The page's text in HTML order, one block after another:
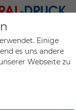
Mo.-Fr. 09:00-17:00
+49 (0)711 55 75 25
Einige
es uns andere
Webseite zu